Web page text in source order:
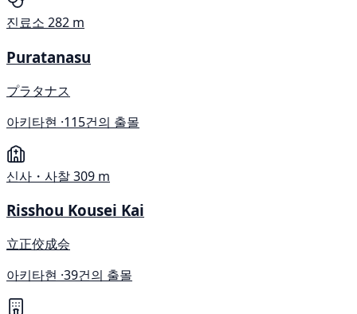
진료소 282 m
Puratanasu
プラタナス
아키타현 ·115건의 출몰
신사・사찰309 m
Risshou Kousei Kai
立正佼成会
아키타현 ·39건의 출몰